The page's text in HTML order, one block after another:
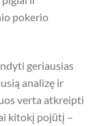
pokerio
geriausias
analizę ir
verta atkreipti
kitokį pojūtį –